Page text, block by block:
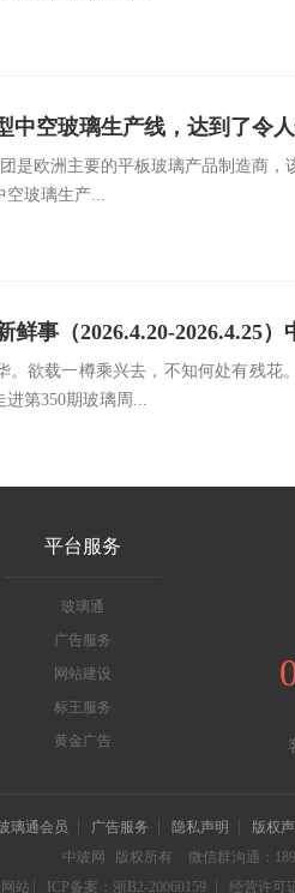
中空玻璃生产线，达到了令人
是欧洲主要的平板玻璃产品制造商，
空玻璃生产...
鲜事（2026.4.20-2026.4.25
。欲载一樽乘兴去，不知何处有残花
第350期玻璃周...
平台服务
玻璃通
广告服务
网站建设
标王服务
黄金广告
璃通会员 广告服务 隐私声明 版权
中玻网
版权所有
微信群沟通：
站
ICP备案：浙B2-20060159 经营许可